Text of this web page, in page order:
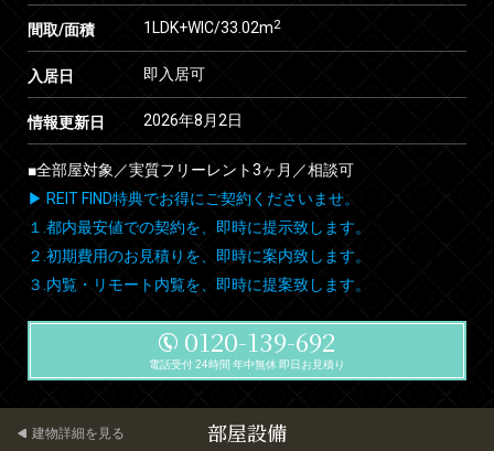
間取/面積 1LDK+WIC/33.02m2
入居日 即入居可
情報更新日 2026年8月2日
■全部屋対象／実質フリーレント3ヶ月／相談可
▶ REIT FIND特典でお得にご契約くださいませ。
１.都内最安値での契約を、即時に提示致します。
２.初期費用のお見積りを、即時に案内致します。
３.内覧・リモート内覧を、即時に提案致します。
0120-139-692
電話受付 24時間 年中無休 即日お見積り
部屋設備
建物詳細を見る